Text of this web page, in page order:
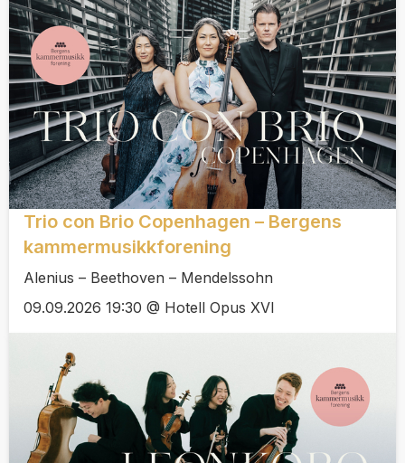
Trio con Brio Copenhagen – Bergens
kammermusikkforening
Alenius – Beethoven – Mendelssohn
09.09.2026 19:30 @ Hotell Opus XVI